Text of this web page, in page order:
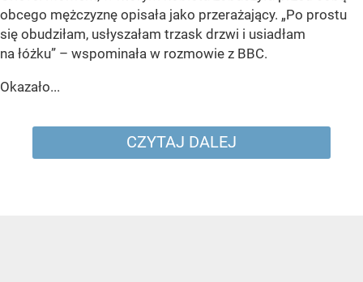
obcego mężczyznę opisała jako przerażający. „Po prostu
się obudziłam, usłyszałam trzask drzwi i usiadłam
na łóżku” – wspominała w rozmowie z BBC.
Okazało...
CZYTAJ DALEJ